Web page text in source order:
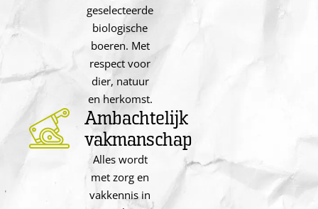
geselecteerde
biologische
boeren. Met
respect voor
dier, natuur
en herkomst.
Ambachtelijk
vakmanschap
Alles wordt
met zorg en
vakkennis in